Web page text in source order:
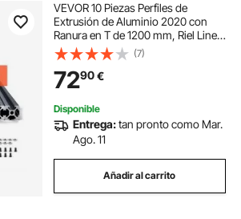
VEVOR 10 Piezas Perfiles de
Extrusión de Aluminio 2020 con
Ranura en T de 1200 mm, Riel Lineal
Anodizado de Alta Resistencia para
Impresora 3D, Máquina CNC (DIY),
Grabado Láser, Color Negro
(7)
7290€
Disponible
Entrega:tan pronto como Mar.
Ago. 11
Añadir al carrito